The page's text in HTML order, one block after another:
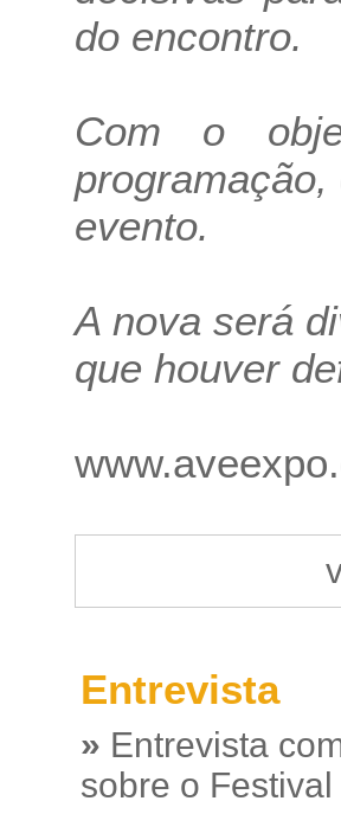
do encontro.
Com o
evento.
A nova será
que houver
Entrevista
» Entrevista
sobre o Festival